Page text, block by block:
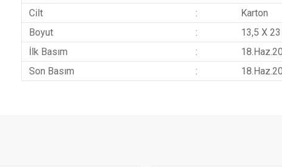
Cilt
:
Karton
Boyut
:
13,5 X 23
İlk Basım
:
Son Basım
: